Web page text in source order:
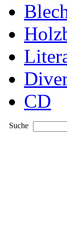
CD
Suche